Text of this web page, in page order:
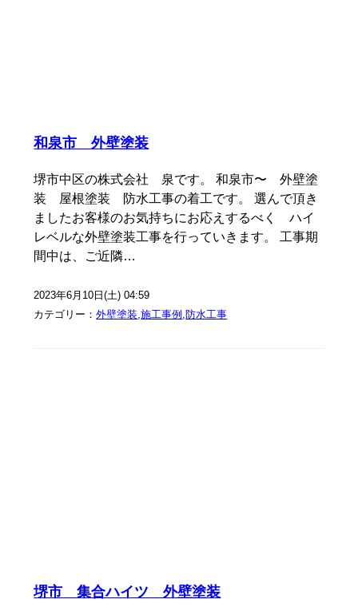
和泉市 外壁塗装
堺市中区の株式会社 泉です。 和泉市〜 外壁塗
装 屋根塗装 防水工事の着工です。 選んで頂き
ましたお客様のお気持ちにお応えするべく ハイ
レベルな外壁塗装工事を行っていきます。 工事期
間中は、ご近隣…
2023年6月10日(土) 04:59
カテゴリー：外壁塗装,施工事例 ,防水工事
堺市 集合ハイツ 外壁塗装